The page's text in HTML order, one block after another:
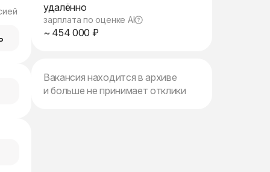
удалённо
зарплата по оценке AI
~ 454 000 ₽
Вакансия находится в архиве
и больше не принимает отклики